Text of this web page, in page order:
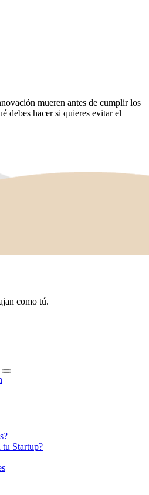
mueren antes de cumplir los
debes hacer si quieres evitar el
como tú.
tu Startup?